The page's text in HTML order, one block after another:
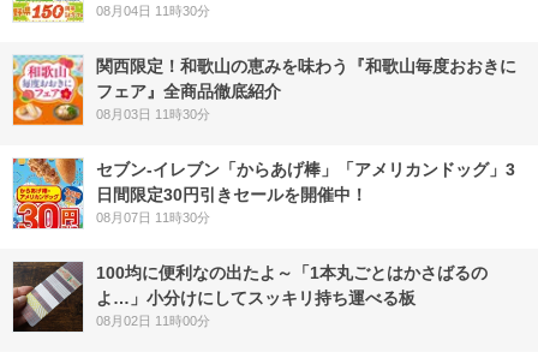
08月04日 11時30分
関西限定！和歌山の恵みを味わう『和歌山毎度おおきに
フェア』全商品徹底紹介
08月03日 11時30分
セブン‐イレブン「からあげ棒」「アメリカンドッグ」3
日間限定30円引きセールを開催中！
08月07日 11時30分
100均に便利なの出たよ～「1本丸ごとはかさばるの
よ…」小分けにしてスッキリ持ち運べる板
08月02日 11時00分